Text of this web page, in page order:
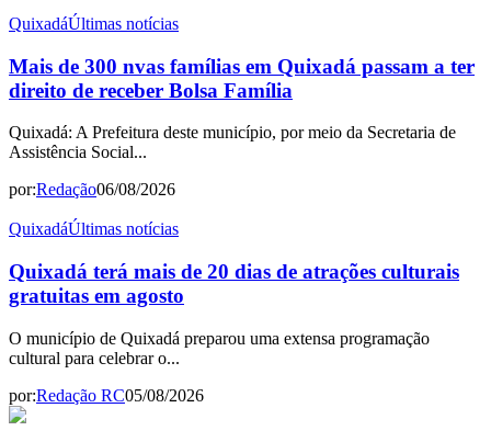
QuixadáÚltimas notícias
Mais de 300 nvas famílias em Quixadá passam a ter
direito de receber Bolsa Família
Quixadá: A Prefeitura deste município, por meio da Secretaria de
Assistência Social...
por:Redação06/08/2026
QuixadáÚltimas notícias
Quixadá terá mais de 20 dias de atrações culturais
gratuitas em agosto
O município de Quixadá preparou uma extensa programação
cultural para celebrar o...
por:Redação RC05/08/2026